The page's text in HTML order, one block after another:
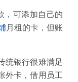
，可添加自己的
月租的卡，但账
统银行很难满足
外卡，借用员工